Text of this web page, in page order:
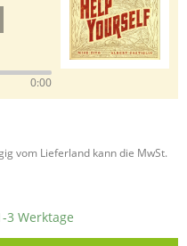
0:00
vom Lieferland kann die MwSt.
Werktage